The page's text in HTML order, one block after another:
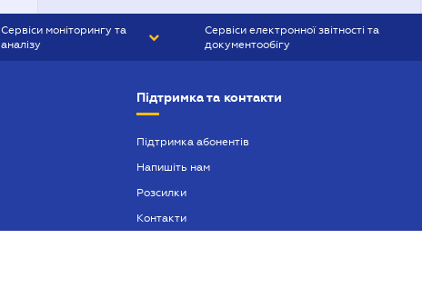
Сервіси моніторингу та
аналізу
Сервіси електронної звітності та
документообігу
Підтримка та контакти
Підтримка абонентів
Напишіть нам
Розсилки
Контакти